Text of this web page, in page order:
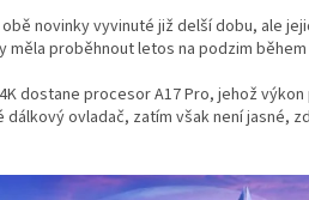
novinky vyvinuté již delší dobu, ale
měla proběhnout letos na podzim
dostane procesor A17 Pro, jehož
ovladač, zatím však není jasné,